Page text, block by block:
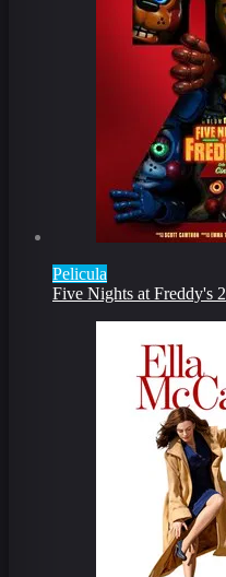
Pelicula
Five Nights at Freddy's 2